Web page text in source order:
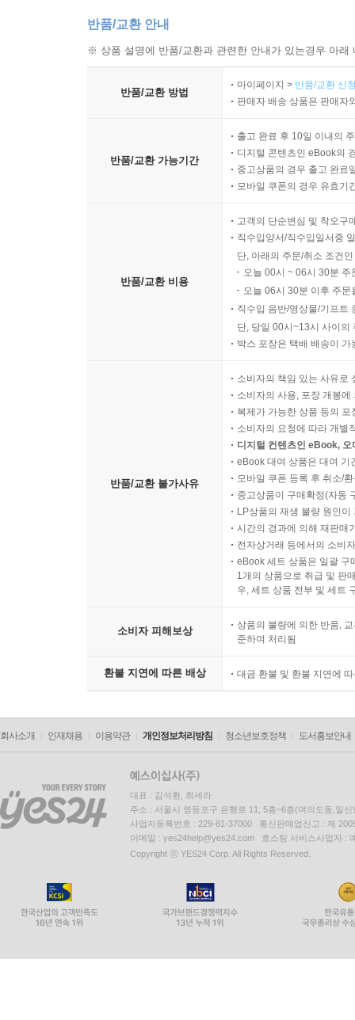
반품/교환 안내
※ 상품 설명에 반품/교환과 관련한 안내가 있는경우 아
반품/교환 방법
마이페이지 > 반품/교환 신
판매자 배송 상품은 판매자
반품/교환 가능기간
출고 완료 후 10일 이내의
디지털 콘텐츠인 eBook의
중고상품의 경우 출고 완료
모바일 쿠폰의 경우 유효기
반품/교환 비용
고객의 단순변심 및 착오구
직수입양서/직수입일서중
단, 아래의 주문/취소 조건
오늘 00시 ~ 06시 30분
오늘 06시 30분 이후 주
직수입 음반/영상물/기프트
단, 당일 00시~13시 사이의
박스 포장은 택배 배송이
반품/교환 불가사유
소비자의 책임 있는 사유로
소비자의 사용, 포장 개봉
복제가 가능한 상품 등의
소비자의 요청에 따라 개별
디지털 컨텐츠인 eBook,
eBook 대여 상품은 대여 기
모바일 쿠폰 등록 후 취소/
중고상품이 구매확정(자동
LP상품의 재생 불량 원인
시간의 경과에 의해 재판매
전자상거래 등에서의 소비
eBook 세트 상품은 일괄 구
1개의 상품으로 취급 및 판
우, 세트 상품 전부 및 세트
소비자 피해보상
상품의 불량에 의한 반품,
준하여 처리됨
환불 지연에 따른 배상 대금 환불 및 환불 지연에
회사소개 인재채용 이용약관 개인정보처리방침 청소년보호정책 도서홍보안내
대표 : 김석환, 최세라
주소 : 서울시 영등포구 은행로 11, 5층~6층(여의도동,일신
사업자등록번호 : 229-81-37000 통신판매업신고 : 제
이메일 : yes24help@yes24.com 호스팅 서비스사업자 :
Copyright ⓒ YES24 Corp. All Rights Reserved.